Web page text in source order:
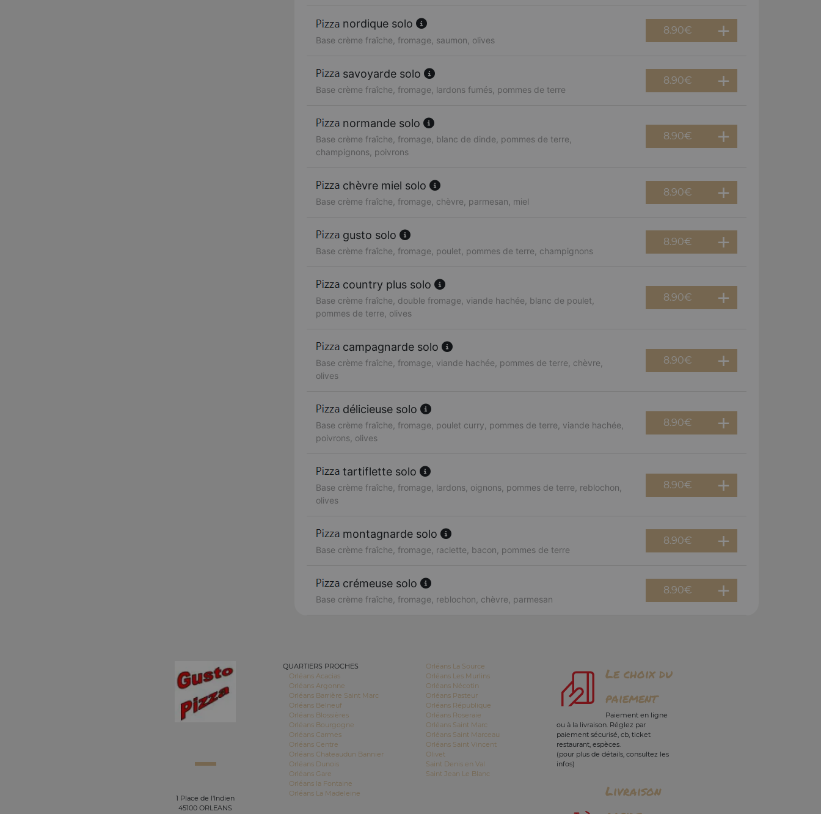
nordique solo
Base crème fraîche, fromage, saumon, olives
8.90€
savoyarde solo
Base crème fraîche, fromage, lardons fumés, pommes de terre
8.90€
normande solo
Base crème fraîche, fromage, blanc de dinde, pommes de terre,
champignons, poivrons
8.90€
chèvre miel solo
Base crème fraîche, fromage, chèvre, parmesan, miel
8.90€
gusto solo
Base crème fraîche, fromage, poulet, pommes de terre, champignons
8.90€
country plus solo
Base crème fraîche, double fromage, viande hachée, blanc de poulet,
pommes de terre, olives
8.90€
campagnarde solo
Base crème fraîche, fromage, viande hachée, pommes de terre, chèvre,
olives
8.90€
délicieuse solo
Base crème fraîche, fromage, poulet curry, pommes de terre, viande hachée,
poivrons, olives
8.90€
tartiflette solo
Base crème fraîche, fromage, lardons, oignons, pommes de terre, reblochon,
olives
8.90€
montagnarde solo
Base crème fraîche, fromage, raclette, bacon, pommes de terre
8.90€
crémeuse solo
Base crème fraîche, fromage, reblochon, chèvre, parmesan
8.90€
1 Place de l'Indien
45100 ORLEANS
QUARTIERS PROCHES
Orléans Acacias
Orléans Argonne
Orléans Barrière Saint Marc
Orléans Belneuf
Orléans Blossières
Orléans Bourgogne
Orléans Carmes
Orléans Centre
Orléans Chateaudun Bannier
Orléans Dunois
Orléans Gare
Orléans la Fontaine
Orléans La Madeleine
Orléans La Source
Orléans Les Murlins
Orléans Nécotin
Orléans Pasteur
Orléans République
Orléans Roseraie
Orléans Saint Marc
Orléans Saint Marceau
Orléans Saint Vincent
Olivet
Saint Denis en Val
Saint Jean Le Blanc
Le choix du
paiement
Paiement en ligne
ou à la livraison. Réglez par
paiement sécurisé, cb, ticket
restaurant, espèces.
(pour plus de détails, consultez les
infos)
Livraison